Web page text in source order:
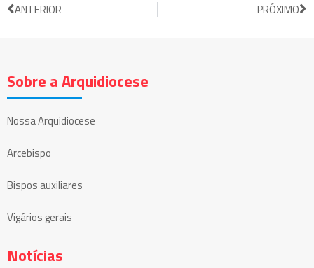
ANTERIOR PRÓXIMO
Sobre a Arquidiocese
Nossa Arquidiocese
Arcebispo
Bispos auxiliares
Vigários gerais
Notícias